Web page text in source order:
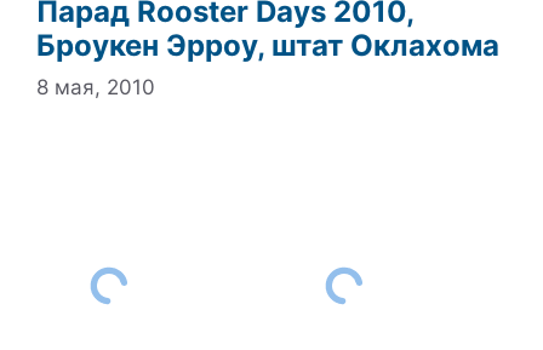
Парад Rooster Days 2010,
Броукен Эрроу, штат Оклахома
8 мая, 2010